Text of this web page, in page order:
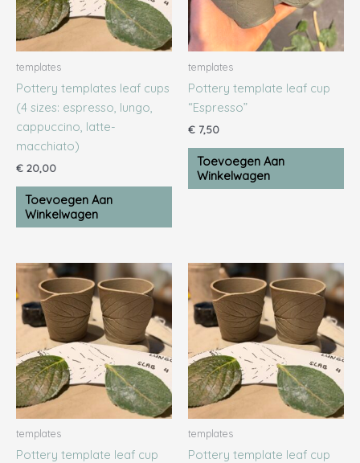
templates
Pottery templates leaf cups
(4 sizes: espresso, lungo,
cappuccino, latte-
macchiato)
€ 20,00
Toevoegen Aan
Winkelwagen
templates
Pottery template leaf cup
“Espresso”
€ 7,50
Toevoegen Aan
Winkelwagen
templates
Pottery template leaf cup
templates
Pottery template leaf cup